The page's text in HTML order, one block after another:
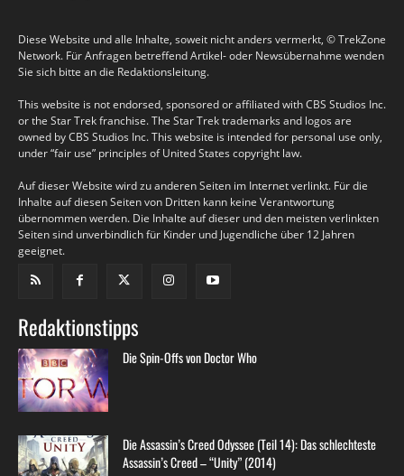
Diese Website und alle Inhalte, soweit nicht anders vermerkt, © TrekZone
Network. Für Anfragen betreffend Artikel- oder Newsübernahme wenden
Sie sich bitte an die Redaktionsleitung.
This website is not endorsed, sponsored or affiliated with CBS Studios Inc.
or the Star Trek franchise. The Star Trek trademarks and logos are
owned by CBS Studios Inc. This website is intended for personal use only,
under “fair use” principles of United States copyright law.
Auf dieser Website wird zu anderen Seiten im Internet verlinkt. Für die
Inhalte auf diesen Seiten von Dritten kann keine Verantwortung
übernommen werden. Die Inhalte auf dieser und den meisten verlinkten
Seiten sind unverbindlich für Kinder und Jugendliche über 12 Jahren
geeignet.
Redaktionstipps
Die Spin-Offs von Doctor Who
Die Assassin’s Creed Odyssee (Teil 14): Das schlechteste
Assassin’s Creed – “Unity” (2014)